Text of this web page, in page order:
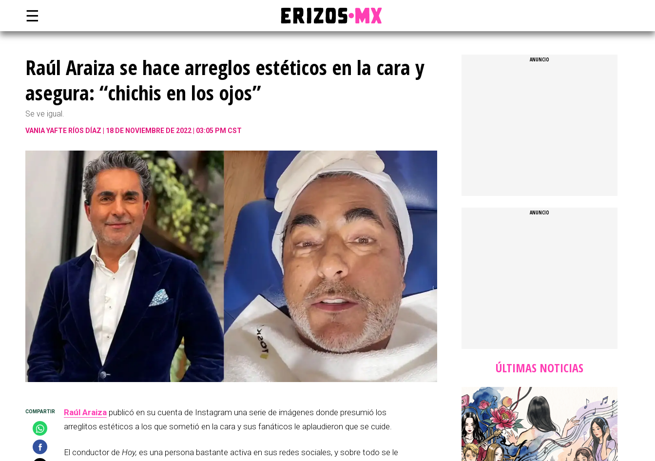
☰
Raúl Araiza se hace arreglos estéticos en la cara y
asegura: “chichis en los ojos”
Se ve igual.
VANIA YAFTE RÍOS DÍAZ 18 DE NOVIEMBRE DE 2022 | 03:05 PM CST
Raúl Araiza publicó en su cuenta de Instagram una serie de imágenes donde presumió los
arreglitos estéticos a los que sometió en la cara y sus fanáticos le aplaudieron que se cuide.
El conductor de Hoy, es una persona bastante activa en sus redes sociales, y sobre todo se le
ÚLTIMAS NOTICIAS